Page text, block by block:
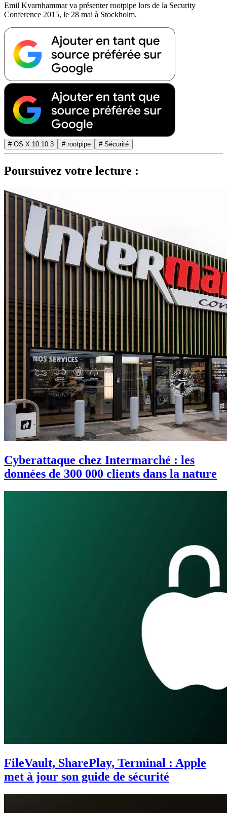
Emil Kvarnhammar va présenter rootpipe lors de la Security
Conference 2015, le 28 mai à Stockholm.
# OS X 10.10.3 # rootpipe # Sécurité
Poursuivez votre lecture :
Cyberattaque chez Intermarché : les
données de 300 000 clients dans la nature
FileVault, SharePlay, Terminal : Apple
met à jour son guide de sécurité